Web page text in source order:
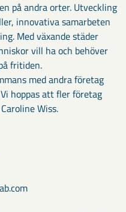
på andra orter. Utveckling
innovativa samarbeten
Med växande städer
vill ha och behöver
fritiden.
med andra företag
hoppas att fler företag
Wiss.